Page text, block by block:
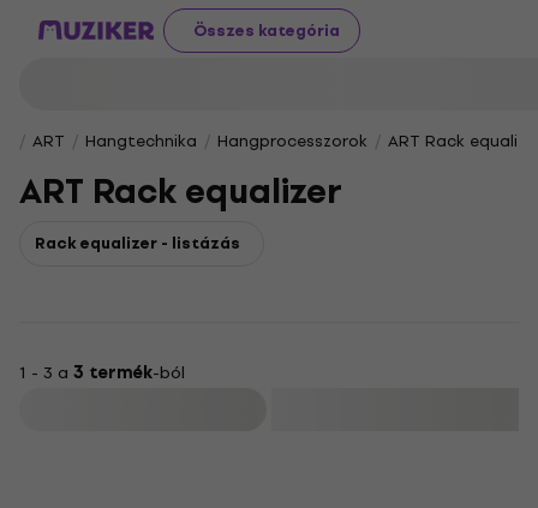
Összes kategória
ART Hangtechnika Hangprocesszorok ART Rack
ART Rack equalizer
Rack equalizer - listázás
1 - 3 a 3 termék-ból